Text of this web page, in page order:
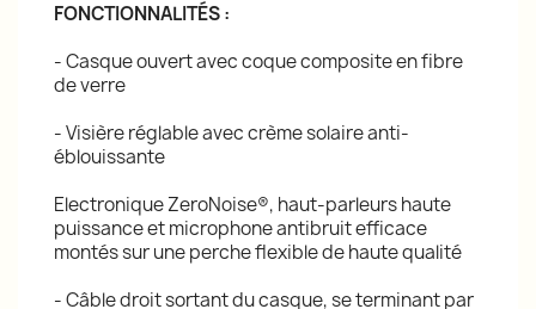
FONCTIONNALITÉS :
- Casque ouvert avec coque composite en fibre
de verre
- Visière réglable avec crème solaire anti-
éblouissante
Electronique ZeroNoise®, haut-parleurs haute
puissance et microphone antibruit efficace
montés sur une perche flexible de haute qualité
- Câble droit sortant du casque, se terminant par